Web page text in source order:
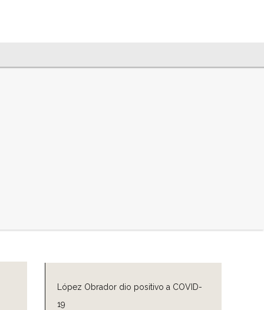
López Obrador dio positivo a COVID-
19